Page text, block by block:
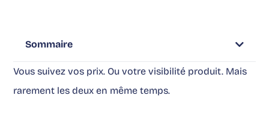
Sommaire
Vous suivez vos prix. Ou votre visibilité produit. Mais
rarement les deux en même temps.